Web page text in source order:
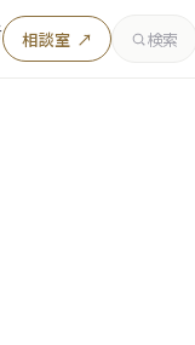
相談室 ↗ 検索